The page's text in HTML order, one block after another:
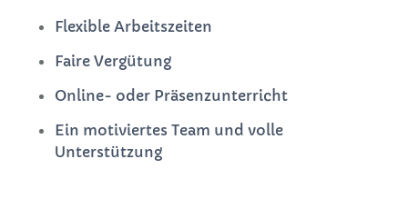
Flexible Arbeitszeiten
Faire Vergütung
Online- oder Präsenzunterricht
Ein motiviertes Team und volle
Unterstützung